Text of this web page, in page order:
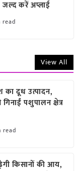
करें अप्लाई
read
View All
दूध उत्पादन,
पशुपालन क्षेत्र
read
किसानों की आय,